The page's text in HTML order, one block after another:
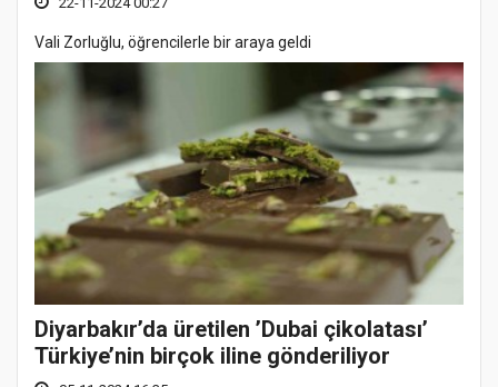
Vali Zorluğlu, öğrencilerle bir araya geldi
Diyarbakır’da üretilen ’Dubai çikolatası’
Türkiye’nin birçok iline gönderiliyor